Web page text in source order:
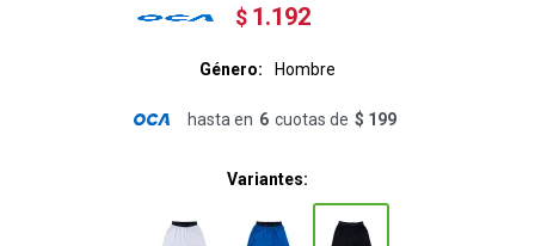
$ 1.192
Género Hombre
hasta en 6 cuotas de $ 199
Variantes: